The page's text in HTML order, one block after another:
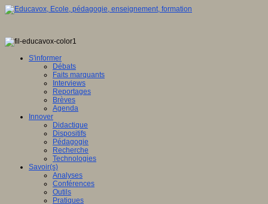
S'informer
Débats
Faits marquants
Interviews
Reportages
Brèves
Agenda
Innover
Didactique
Dispositifs
Pédagogie
Recherche
Technologies
Savoir(s)
Analyses
Conférences
Outils
Pratiques